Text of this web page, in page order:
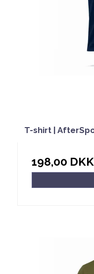
T-shirt |
198,00 DKK